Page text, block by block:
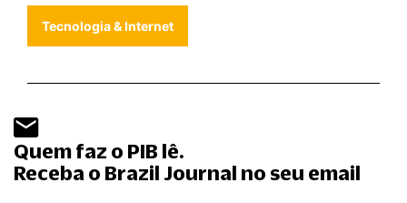
Tecnologia & Internet
Quem faz o PIB lê.
Receba o Brazil Journal no seu email